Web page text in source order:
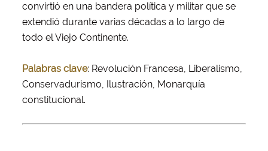
convirtió en una bandera política y militar que se
extendió durante varias décadas a lo largo de
todo el Viejo Continente.
Palabras clave: Revolución Francesa, Liberalismo,
Conservadurismo, Ilustración, Monarquía
constitucional.